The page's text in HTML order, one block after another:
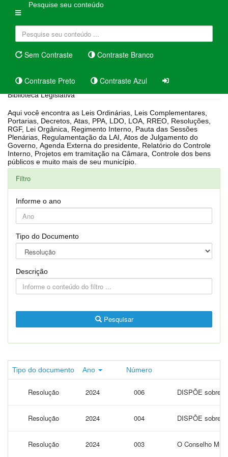
Pesquise seu conteúdo
Sem Contraste Contraste Branco
Contraste Preto Contraste Azul
Biblioteca Legislativa
Aqui você encontra as Leis Ordinárias, Leis Complementares,
Portarias, Decretos, Atas, PPA, LDO, LOA, RREO, Resoluções,
RGF, Lei Orgânica, Regimento Interno, Pauta das Sessões
Plenárias, Regulamentação da LAI, Atos de Julgamento do
Governo, Agenda Externa do presidente, Relatório do Controle
Interno, Projetos em tramitação na Câmara, Controle dos bens
públicos e muito mais de seu município.
Filtro
Informe o ano
Tipo do Documento
Descrição
Pesquisar
Tipo do documento Ano Número
Resolução 2024 006 DISPÕE sobre
Resolução 2024 004 DISPÕE sobre
Resolução 2024 003 O Conselho